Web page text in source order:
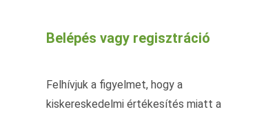
Belépés vagy regisztráció
Felhívjuk a figyelmet, hogy a
kiskereskedelmi értékesítés miatt a